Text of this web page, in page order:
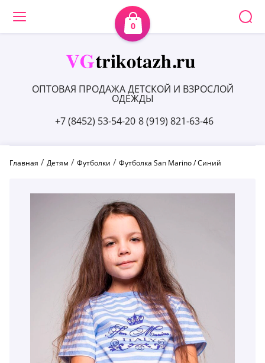
0
+7 (8452) 53-54-20 8 (919) 821-63-46
ОПТОВАЯ ПРОДАЖА ДЕТСКОЙ И ВЗРОСЛОЙ
ОДЕЖДЫ
Главная / Детям / Футболки / Футболка San Marino / Синий